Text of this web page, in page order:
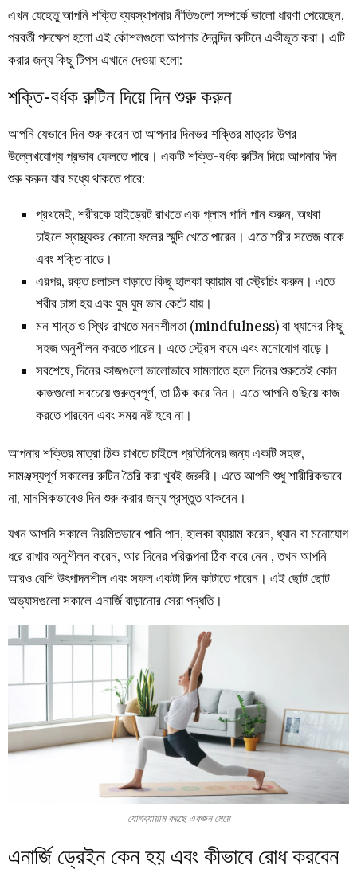
এখন যেহেতু আপনি শক্তি ব্যবস্থাপনার নীতিগুলো সম্পর্কে ভালো ধারণা পেয়েছেন,
পরবর্তী পদক্ষেপ হলো এই কৌশলগুলো আপনার দৈনন্দিন রুটিনে একীভূত করা। এটি
করার জন্য কিছু টিপস এখানে দেওয়া হলো:
শক্তি-বর্ধক রুটিন দিয়ে দিন শুরু করুন
আপনি যেভাবে দিন শুরু করেন তা আপনার দিনভর শক্তির মাত্রার উপর
উল্লেখযোগ্য প্রভাব ফেলতে পারে। একটি শক্তি-বর্ধক রুটিন দিয়ে আপনার দিন
শুরু করুন যার মধ্যে থাকতে পারে:
প্রথমেই, শরীরকে হাইড্রেট রাখতে এক গ্লাস পানি পান করুন, অথবা
চাইলে স্বাস্থ্যকর কোনো ফলের স্মুদি খেতে পারেন। এতে শরীর সতেজ থাকে
এবং শক্তি বাড়ে।
এরপর, রক্ত চলাচল বাড়াতে কিছু হালকা ব্যায়াম বা স্ট্রেচিং করুন। এতে
শরীর চাঙ্গা হয় এবং ঘুম ঘুম ভাব কেটে যায়।
মন শান্ত ও স্থির রাখতে মননশীলতা (mindfulness) বা ধ্যানের কিছু
সহজ অনুশীলন করতে পারেন। এতে স্ট্রেস কমে এবং মনোযোগ বাড়ে।
সবশেষে, দিনের কাজগুলো ভালোভাবে সামলাতে হলে দিনের শুরুতেই কোন
কাজগুলো সবচেয়ে গুরুত্বপূর্ণ, তা ঠিক করে নিন। এতে আপনি গুছিয়ে কাজ
করতে পারবেন এবং সময় নষ্ট হবে না।
আপনার শক্তির মাত্রা ঠিক রাখতে চাইলে প্রতিদিনের জন্য একটি সহজ,
সামঞ্জস্যপূর্ণ সকালের রুটিন তৈরি করা খুবই জরুরি। এতে আপনি শুধু শারীরিকভাবে
না, মানসিকভাবেও দিন শুরু করার জন্য প্রস্তুত থাকবেন।
যখন আপনি সকালে নিয়মিতভাবে পানি পান, হালকা ব্যায়াম করেন, ধ্যান বা মনোযোগ
ধরে রাখার অনুশীলন করেন, আর দিনের পরিকল্পনা ঠিক করে নেন , তখন আপনি
আরও বেশি উৎপাদনশীল এবং সফল একটা দিন কাটাতে পারেন। এই ছোট ছোট
অভ্যাসগুলো সকালে এনার্জি বাড়ানোর সেরা পদ্ধতি।
যোগব্যায়াম করছে একজন মেয়ে
এনার্জি ড্রেইন কেন হয় এবং কীভাবে রোধ করবেন